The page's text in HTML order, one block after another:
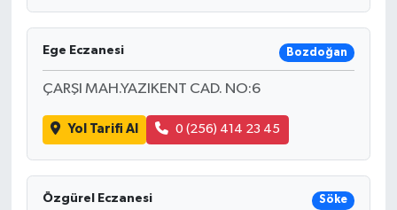
Ege Eczanesi Bozdoğan
ÇARŞI MAH.YAZIKENT CAD. NO:6
Yol Tarifi Al 0 (256) 414 23 45
Özgürel Eczanesi Söke